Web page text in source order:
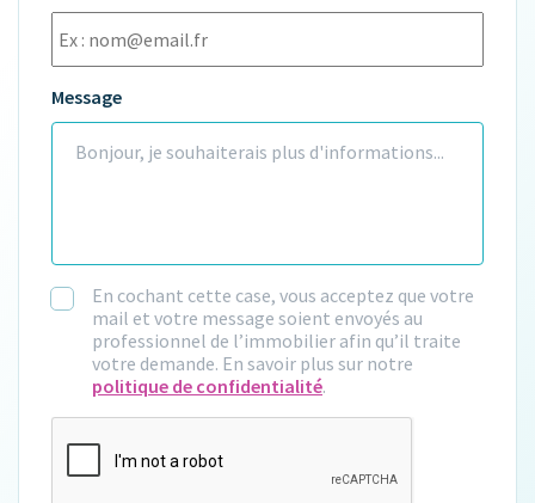
Message
En cochant cette case, vous acceptez que votre
mail et votre message soient envoyés au
professionnel de l’immobilier afin qu’il traite
votre demande. En savoir plus sur notre
politique de confidentialité.
CAPTCHA